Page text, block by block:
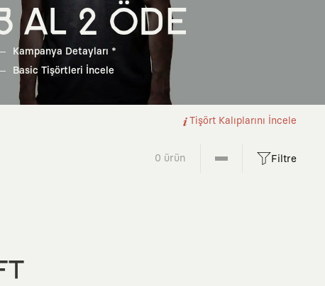
AL 2 ÖDE
Kampanya Detayları *
Basic Tişörtleri İncele
Tişört Kalıplarını İncele
0 ürün Filtre